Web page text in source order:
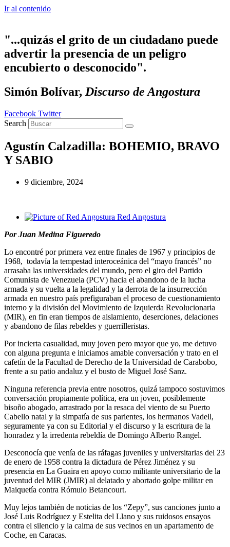
Ir al contenido
"...quizás el grito de un ciudadano puede
advertir la presencia de un peligro
encubierto o desconocido".
Simón Bolívar, Discurso de Angostura
Facebook Twitter
Search
Agustín Calzadilla: BOHEMIO, BRAVO
Y SABIO
9 diciembre, 2024
Red Angostura
Por Juan Medina Figueredo
Lo encontré por primera vez entre finales de 1967 y principios de
1968, todavía la tempestad interoceánica del “mayo francés” no
arrasaba las universidades del mundo, pero el giro del Partido
Comunista de Venezuela (PCV) hacia el abandono de la lucha
armada y su vuelta a la legalidad y la derrota de la insurrección
armada en nuestro país prefiguraban el proceso de cuestionamiento
interno y la división del Movimiento de Izquierda Revolucionaria
(MIR), en fin eran tiempos de aislamiento, deserciones, delaciones
y abandono de filas rebeldes y guerrilleristas.
Por incierta casualidad, muy joven pero mayor que yo, me detuvo
con alguna pregunta e iniciamos amable conversación y trato en el
cafetín de la Facultad de Derecho de la Universidad de Carabobo,
frente a su patio andaluz y el busto de Miguel José Sanz.
Ninguna referencia previa entre nosotros, quizá tampoco sostuvimos
conversación propiamente política, era un joven, posiblemente
bisoño abogado, arrastrado por la resaca del viento de su Puerto
Cabello natal y la simpatía de sus parientes, los hermanos Vadell,
seguramente ya con su Editorial y el discurso y la escritura de la
honradez y la irredenta rebeldía de Domingo Alberto Rangel.
Desconocía que venía de las ráfagas juveniles y universitarias del 23
de enero de 1958 contra la dictadura de Pérez Jiménez y su
presencia en La Guaira en apoyo como militante universitario de la
juventud del MIR (JMIR) al delatado y abortado golpe militar en
Maiquetía contra Rómulo Betancourt.
Muy lejos también de noticias de los “Zepy”, sus canciones junto a
José Luis Rodríguez y Estelita del Llano y sus ruidosos ensayos
contra el silencio y la calma de sus vecinos en un apartamento de
Coche, en Caracas.